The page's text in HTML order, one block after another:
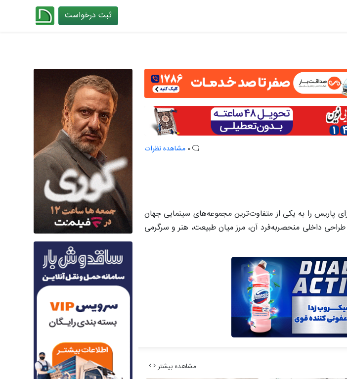
ثبت درخواست
مشاهده نظرات
پاریس را به یکی از متفاوت‌ترین مجموعه‌های سینمایی جهان
داخلی منحصربه‌فرد آن، مرز میان طبیعت، هنر و سرگرمی
مشاهده بیشتر